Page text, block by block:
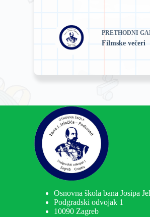
PRETHODNI
Filmske večeri
Osnovna škola bana Josipa
Podgradski odvojak 1
10090 Zagreb